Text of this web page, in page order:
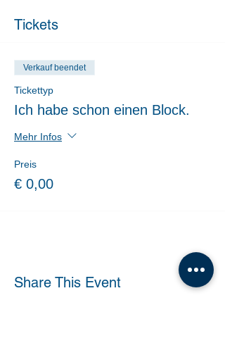
Tickets
Verkauf beendet
Tickettyp
Ich habe schon einen Block.
Mehr Infos
Preis
€ 0,00
Share This Event